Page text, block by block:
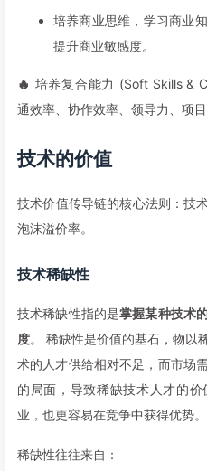
培养商业思维，学习商业
提升商业敏感度。
🔥 培养复合能力 (Soft Skills &
通效率、协作效率、领导力、项
技术的价值
技术价值传导链的核心法则：技
泡沫溢价率。
技术稀缺性
技术稀缺性指的是掌握某种技术
度。 稀缺性是价值的基石，物以
术的人才供给相对不足，而市场
的局面，导致稀缺技术人才的
业，也更容易在竞争中获得优势。
稀缺性往往来自：